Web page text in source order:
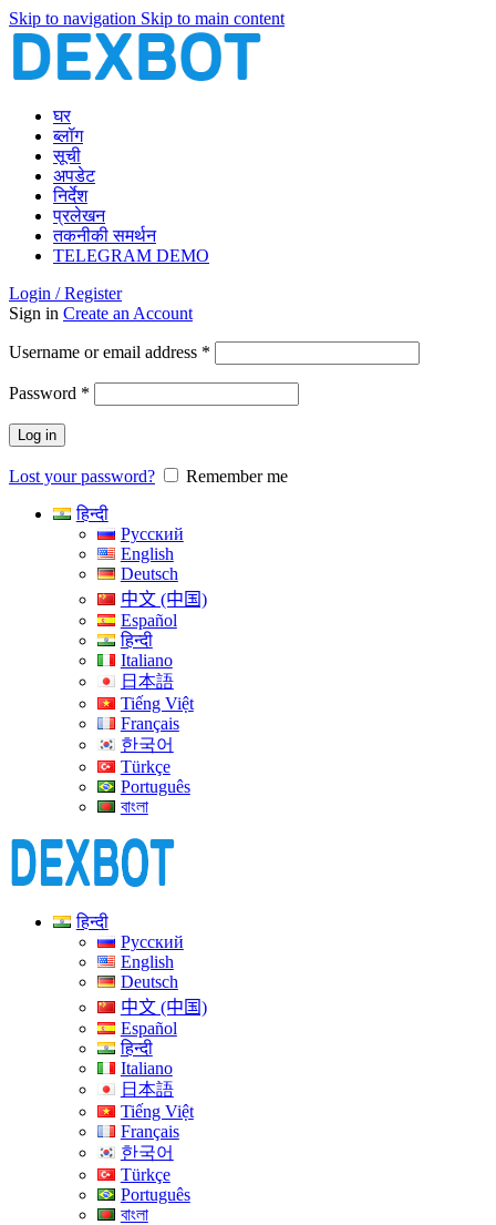
Skip to navigation Skip to main content
घर
ब्लॉग
सूची
अपडेट
निर्देश
प्रलेखन
तकनीकी समर्थन
TELEGRAM DEMO
Login / Register
Sign in Create an Account
Username or email address *
Password *
Log in
Lost your password?
Remember me
हिन्दी
Русский
English
Deutsch
中文 (中国)
Español
हिन्दी
Italiano
日本語
Tiếng Việt
Français
한국어
Türkçe
Português
বাংলা
हिन्दी
Русский
English
Deutsch
中文 (中国)
Español
हिन्दी
Italiano
日本語
Tiếng Việt
Français
한국어
Türkçe
Português
বাংলা